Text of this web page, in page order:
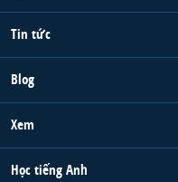
Tin tức
Blog
Xem
Học tiếng Anh